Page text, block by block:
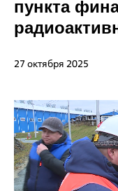
пункта
27 октября 2025